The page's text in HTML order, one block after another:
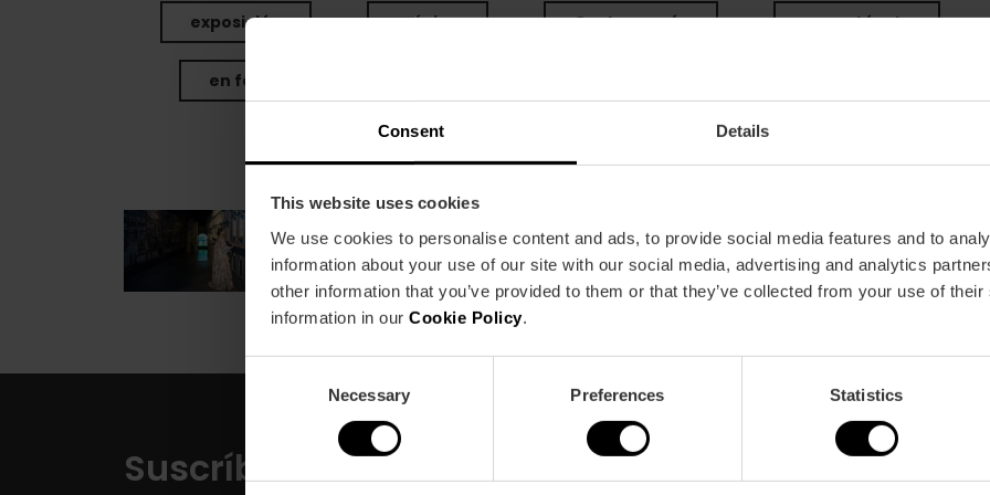
Consent Details
This website uses cookies
We use cookies to personalise content and ads, to provide social media features and to
information about your use of our site with our social media, advertising and analytics
other information that you’ve provided to them or that they’ve collected from your use of
information in our Cookie Policy
Necessary Preferences Statistics
exposición música Gastronomía espectáculo
en familia
MuVIM
Exposición
MuVIM
Suscríbete a nuestra Newsletter